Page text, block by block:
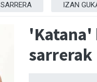
SARRERA IZAN
'Katana'
sarrerak